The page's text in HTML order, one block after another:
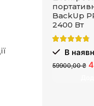
BackUp
2400 Вт
В
59900,00 ₴